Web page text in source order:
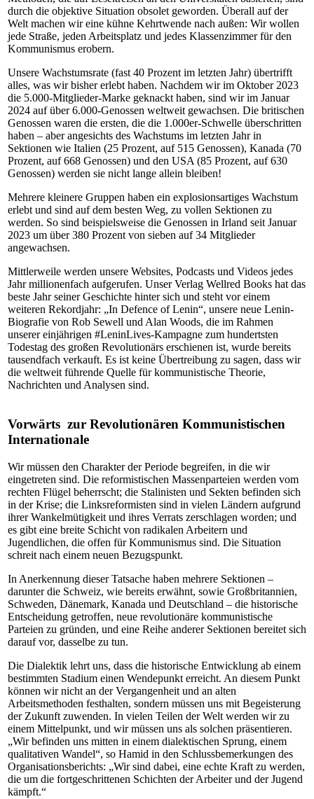
durch die objektive Situation obsolet geworden. Überall auf der
Welt machen wir eine kühne Kehrtwende nach außen: Wir wollen
jede Straße, jeden Arbeitsplatz und jedes Klassenzimmer für den
Kommunismus erobern.
Unsere Wachstumsrate (fast 40 Prozent im letzten Jahr) übertrifft
alles, was wir bisher erlebt haben. Nachdem wir im Oktober 2023
die 5.000-Mitglieder-Marke geknackt haben, sind wir im Januar
2024 auf über 6.000-Genossen weltweit gewachsen. Die britischen
Genossen waren die ersten, die die 1.000er-Schwelle überschritten
haben – aber angesichts des Wachstums im letzten Jahr in
Sektionen wie Italien (25 Prozent, auf 515 Genossen), Kanada (70
Prozent, auf 668 Genossen) und den USA (85 Prozent, auf 630
Genossen) werden sie nicht lange allein bleiben!
Mehrere kleinere Gruppen haben ein explosionsartiges Wachstum
erlebt und sind auf dem besten Weg, zu vollen Sektionen zu
werden. So sind beispielsweise die Genossen in Irland seit Januar
2023 um über 380 Prozent von sieben auf 34 Mitglieder
angewachsen.
Mittlerweile werden unsere Websites, Podcasts und Videos jedes
Jahr millionenfach aufgerufen. Unser Verlag Wellred Books hat das
beste Jahr seiner Geschichte hinter sich und steht vor einem
weiteren Rekordjahr: „In Defence of Lenin“, unsere neue Lenin-
Biografie von Rob Sewell und Alan Woods, die im Rahmen
unserer einjährigen #LeninLives-Kampagne zum hundertsten
Todestag des großen Revolutionärs erschienen ist, wurde bereits
tausendfach verkauft. Es ist keine Übertreibung zu sagen, dass wir
die weltweit führende Quelle für kommunistische Theorie,
Nachrichten und Analysen sind.
Vorwärts zur Revolutionären Kommunistischen
Internationale
Wir müssen den Charakter der Periode begreifen, in die wir
eingetreten sind. Die reformistischen Massenparteien werden vom
rechten Flügel beherrscht; die Stalinisten und Sekten befinden sich
in der Krise; die Linksreformisten sind in vielen Ländern aufgrund
ihrer Wankelmütigkeit und ihres Verrats zerschlagen worden; und
es gibt eine breite Schicht von radikalen Arbeitern und
Jugendlichen, die offen für Kommunismus sind. Die Situation
schreit nach einem neuen Bezugspunkt.
In Anerkennung dieser Tatsache haben mehrere Sektionen –
darunter die Schweiz, wie bereits erwähnt, sowie Großbritannien,
Schweden, Dänemark, Kanada und Deutschland – die historische
Entscheidung getroffen, neue revolutionäre kommunistische
Parteien zu gründen, und eine Reihe anderer Sektionen bereitet sich
darauf vor, dasselbe zu tun.
Die Dialektik lehrt uns, dass die historische Entwicklung ab einem
bestimmten Stadium einen Wendepunkt erreicht. An diesem Punkt
können wir nicht an der Vergangenheit und an alten
Arbeitsmethoden festhalten, sondern müssen uns mit Begeisterung
der Zukunft zuwenden. In vielen Teilen der Welt werden wir zu
einem Mittelpunkt, und wir müssen uns als solchen präsentieren.
„Wir befinden uns mitten in einem dialektischen Sprung, einem
qualitativen Wandel“, so Hamid in den Schlussbemerkungen des
Organisationsberichts: „Wir sind dabei, eine echte Kraft zu werden,
die um die fortgeschrittenen Schichten der Arbeiter und der Jugend
kämpft.“